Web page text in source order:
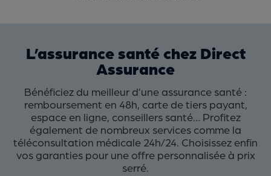
L’assurance santé chez Direct
Assurance
Bénéficiez du meilleur d’une assurance santé :
remboursement en 48h, carte de tiers payant,
espace en ligne, conseillers santé… Profitez
également de nombreux services comme la
téléconsultation médicale 24h/24. Choisissez enfin
vos garanties pour une offre personnalisée à prix
serré.